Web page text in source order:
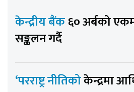
केन्द्रीय बैंक६० अर्बको
सङ्कलन गर्दै
‘परराष्ट्र नीतिकोकेन्द्रमा